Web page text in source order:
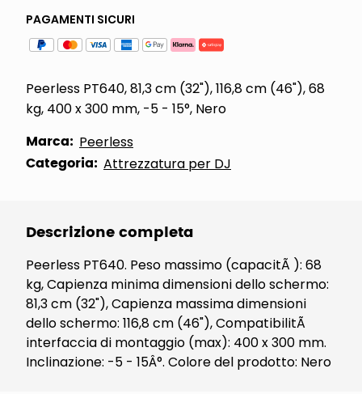
PAGAMENTI SICURI
Peerless PT640, 81,3 cm (32"), 116,8 cm (46"), 68
kg, 400 x 300 mm, -5 - 15°, Nero
Marca: Peerless
Categoria: Attrezzatura per DJ
Descrizione completa
Peerless PT640. Peso massimo (capacitÃ ): 68
kg, Capienza minima dimensioni dello schermo:
81,3 cm (32"), Capienza massima dimensioni
dello schermo: 116,8 cm (46"), CompatibilitÃ
interfaccia di montaggio (max): 400 x 300 mm.
Inclinazione: -5 - 15Â°. Colore del prodotto: Nero